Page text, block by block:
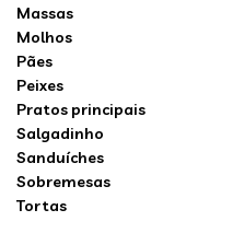
Massas
Molhos
Pães
Peixes
Pratos principais
Salgadinho
Sanduíches
Sobremesas
Tortas